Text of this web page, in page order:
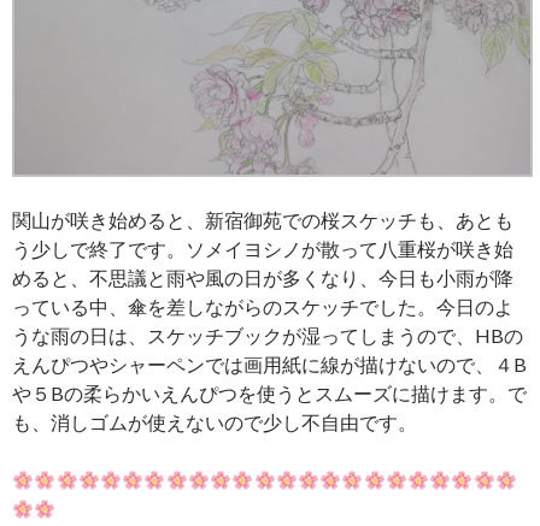
関山が咲き始めると、新宿御苑での桜スケッチも、あとも
う少しで終了です。ソメイヨシノが散って八重桜が咲き始
めると、不思議と雨や風の日が多くなり、今日も小雨が降
っている中、傘を差しながらのスケッチでした。今日のよ
うな雨の日は、スケッチブックが湿ってしまうので、HBの
えんぴつやシャーペンでは画用紙に線が描けないので、４B
や５Bの柔らかいえんぴつを使うとスムーズに描けます。で
も、消しゴムが使えないので少し不自由です。